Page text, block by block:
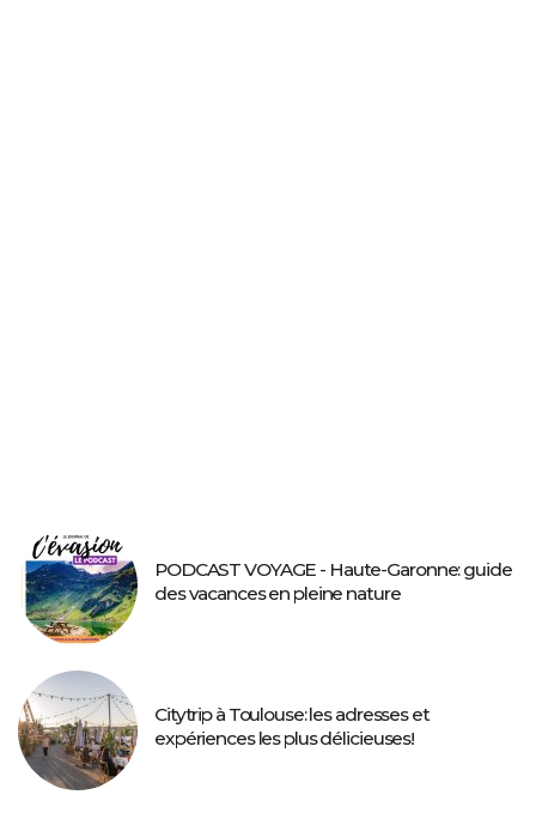
PODCAST VOYAGE - Haute-Garonne: guide
des vacances en pleine nature
Citytrip à Toulouse: les adresses et
expériences les plus délicieuses!